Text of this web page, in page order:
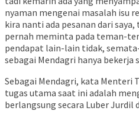
nyaman mengenai masalah isu
kira nanti ada pesanan dari
pernah meminta pada teman-
pendapat lain-lain tidak,
sebagai Mendagri hanya bekerja
Sebagai Mendagri, kata Menteri
tugas utama saat ini adalah
berlangsung secara Luber Jurdil